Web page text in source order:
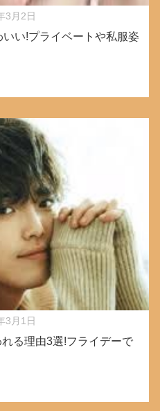
3月2日
いい!プライベートや私服姿
3月1日
る理由3選!フライデーで